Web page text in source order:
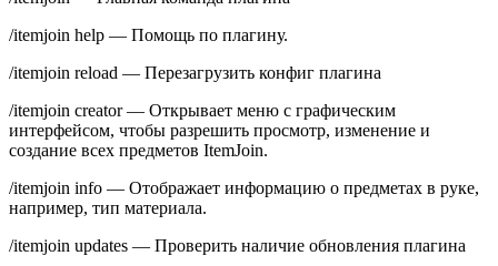
/itemjoin help — Помощь по плагину.
/itemjoin reload — Перезагрузить конфиг плагина
/itemjoin creator — Открывает меню с графическим
интерфейсом, чтобы разрешить просмотр, изменение и
создание всех предметов ItemJoin.
/itemjoin info — Отображает информацию о предметах в руке,
например, тип материала.
/itemjoin updates — Проверить наличие обновления плагина